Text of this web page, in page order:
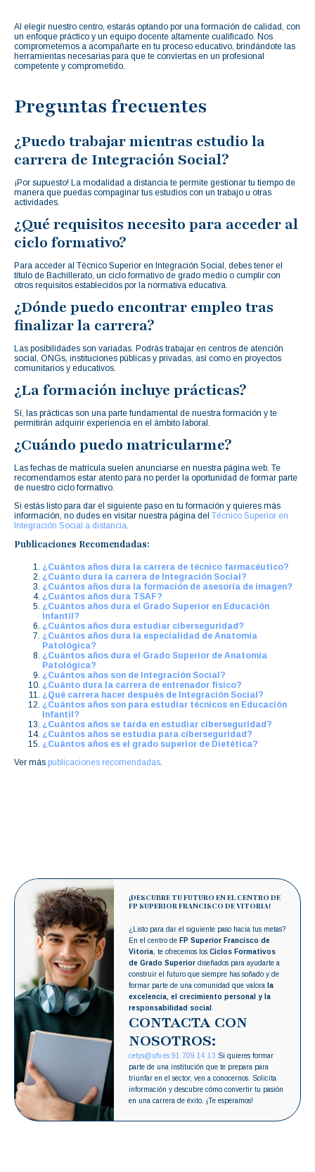
Al elegir nuestro centro, estarás optando por una formación de calidad, con
un enfoque práctico y un equipo docente altamente cualificado. Nos
comprometemos a acompañarte en tu proceso educativo, brindándote las
herramientas necesarias para que te conviertas en un profesional
competente y comprometido.
Preguntas frecuentes
¿Puedo trabajar mientras estudio la
carrera de Integración Social?
¡Por supuesto! La modalidad a distancia te permite gestionar tu tiempo de
manera que puedas compaginar tus estudios con un trabajo u otras
actividades.
¿Qué requisitos necesito para acceder al
ciclo formativo?
Para acceder al Técnico Superior en Integración Social, debes tener el
título de Bachillerato, un ciclo formativo de grado medio o cumplir con
otros requisitos establecidos por la normativa educativa.
¿Dónde puedo encontrar empleo tras
finalizar la carrera?
Las posibilidades son variadas. Podrás trabajar en centros de atención
social, ONGs, instituciones públicas y privadas, así como en proyectos
comunitarios y educativos.
¿La formación incluye prácticas?
Sí, las prácticas son una parte fundamental de nuestra formación y te
permitirán adquirir experiencia en el ámbito laboral.
¿Cuándo puedo matricularme?
Las fechas de matrícula suelen anunciarse en nuestra página web. Te
recomendamos estar atento para no perder la oportunidad de formar parte
de nuestro ciclo formativo.
Si estás listo para dar el siguiente paso en tu formación y quieres más
información, no dudes en visitar nuestra página del Técnico Superior en
Integración Social a distancia
Publicaciones Recomendadas:
¿Cuántos años dura la carrera de técnico farmacéutico?
¿Cuánto dura la carrera de Integración Social?
¿Cuántos años dura la formación de asesoría de imagen?
¿Cuántos años dura TSAF?
¿Cuántos años dura el Grado Superior en Educación
Infantil?
¿Cuántos años dura estudiar ciberseguridad?
¿Cuántos años dura la especialidad de Anatomía
Patológica?
¿Cuántos años dura el Grado Superior de Anatomía
Patológica?
¿Cuántos años son de Integración Social?
¿Cuánto dura la carrera de entrenador físico?
¿Qué carrera hacer después de Integración Social?
¿Cuántos años son para estudiar técnicos en Educación
Infantil?
¿Cuántos años se tarda en estudiar ciberseguridad?
¿Cuántos años se estudia para ciberseguridad?
¿Cuántos años es el grado superior de Dietética?
Ver más publicaciones recomendadas
¡DESCUBRE TU FUTURO EN EL CENTRO DE
FP SUPERIOR FRANCISCO DE VITORIA!
¿Listo para dar el siguiente paso hacia tus metas?
En el centro de FP Superior Francisco de
Vitoria , te ofrecemos losCiclos Formativos
de Grado Superior diseñados para ayudarte a
construir el futuro que siempre has soñado y de
formar parte de una comunidad que valora
la
excelencia, el crecimiento personal y la
responsabilidad social
CONTACTA CON
NOSOTROS:
cetys@ufv.es 91 709 14 13 Si quieres formar
parte de una institución que te prepara para
triunfar en el sector, ven a conocernos. Solicita
información y descubre cómo convertir tu pasión
en una carrera de éxito. ¡Te esperamos!